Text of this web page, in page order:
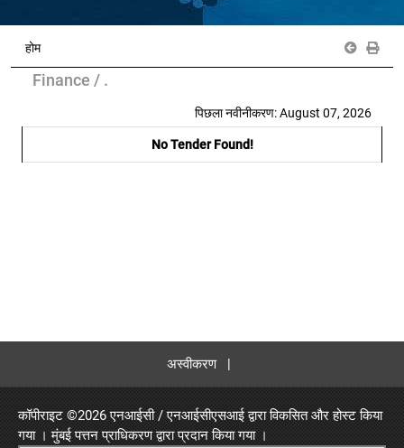
होम
Finance / .
पिछला नवीनीकरण: August 07, 2026
No Tender Found!
अस्वीकरण|
कॉपीराइट ©2026 एनआईसी / एनआईसीएसआई द्वारा विकसित और होस्ट किया
गया ।मुंबई पत्तन प्राधिकरणद्वारा प्रदान किया गया ।